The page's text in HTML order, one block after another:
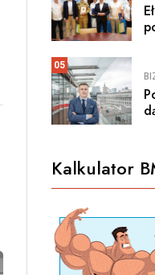
05
Kalkulator